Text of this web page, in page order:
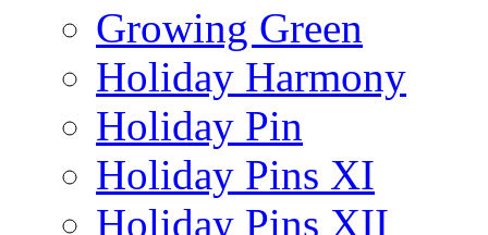
Growing Green
Holiday Harmony
Holiday Pin
Holiday Pins XI
Holiday Pins XII